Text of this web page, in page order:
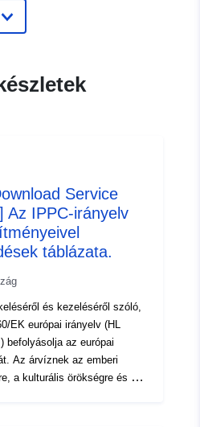
ide.developpement-
durable.gouv.fr/service/fr-
6b00f811c386
Erőforrás:
http://inspire.ec.europa.eu/
codelist/SpatialDataServiceType/
Service
Az IPPC-irányelv
táblázata.
és kezeléséről szóló,
EK európai irányelv (HL
befolyásolja az európai
Az árvíznek az emberi
a kulturális örökségre és a